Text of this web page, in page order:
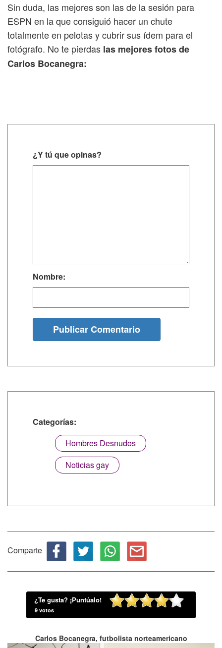
Sin duda, las mejores son las de la sesión para
ESPN en la que consiguió hacer un chute
totalmente en pelotas y cubrir sus ídem para el
fotógrafo. No te pierdas las mejores fotos de
Carlos Bocanegra:
¿Y tú que opinas?
Nombre:
Publicar Comentario
Categorías:
Hombres Desnudos
Noticias gay
Comparte
¿Te gusta? ¡Puntúalo!
9votos
Carlos Bocanegra, futbolista norteamericano